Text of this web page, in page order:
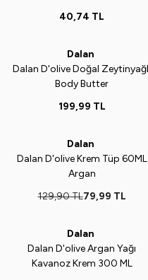
40,74 TL
Dalan
Dalan D'olive Doğal
Body Butter
199,99 TL
Dalan
Dalan D'olive Krem Tüp 60ML
Argan
129,90TL79,99 TL
Dalan
Dalan D'olive Argan Yağı
Kavanoz Krem 300 ML